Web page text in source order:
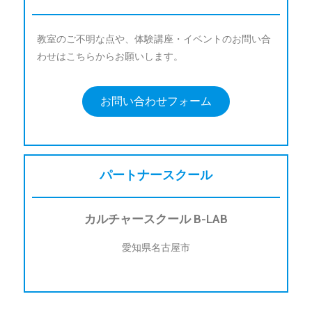
教室のご不明な点や、体験講座・イベントのお問い合
わせはこちらからお願いします。
お問い合わせフォーム
パートナースクール
カルチャースクール B-LAB
愛知県名古屋市